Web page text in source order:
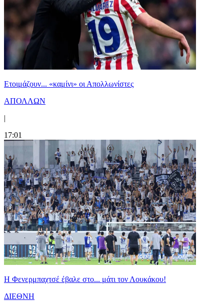
Ετοιμάζουν... «καμίνι» οι Απολλωνίστες
ΑΠΟΛΛΩΝ
|
17:01
Η Φενερμπαχτσέ έβαλε στο... μάτι τον Λουκάκου!
ΔΙΕΘΝΗ